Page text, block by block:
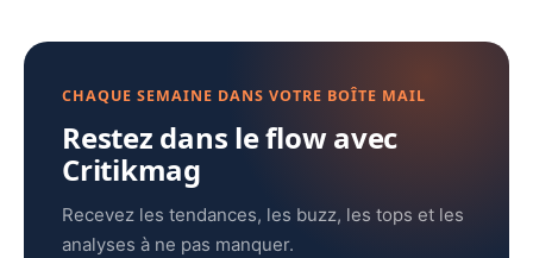
CHAQUE SEMAINE DANS VOTRE BOÎTE MAIL
Restez dans le flow avec
Critikmag
Recevez les tendances, les buzz, les tops et les
analyses à ne pas manquer.